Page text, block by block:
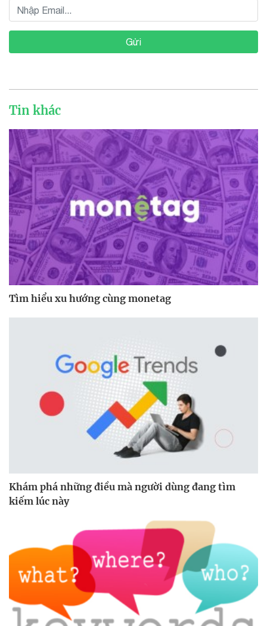
Gửi
Tin khác
Tìm hiểu xu hướng cùng monetag
Khám phá những điều mà người dùng đang tìm
kiếm lúc này